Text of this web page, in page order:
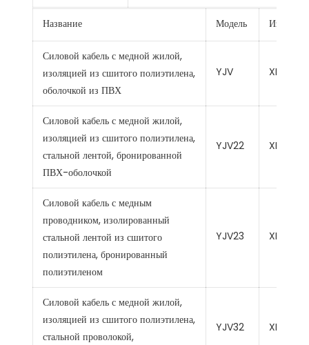
Название Модель Изоляция
Силовой кабель с медной жилой,
изоляцией из сшитого полиэтилена,
оболочкой из ПВХ
YJV XLPE
Силовой кабель с медной жилой,
изоляцией из сшитого полиэтилена,
стальной лентой, бронированной
ПВХ-оболочкой
YJV22 XLPE
Силовой кабель с медным
проводником, изолированный
стальной лентой из сшитого
полиэтилена, бронированный
полиэтиленом
YJV23 XLPE
Силовой кабель с медной жилой,
изоляцией из сшитого полиэтилена,
стальной проволокой,
YJV32 XLPE